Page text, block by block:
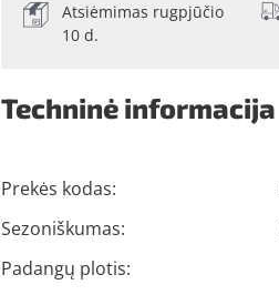
Atsiėmimas rugpjūčio
10 d.
Techninė informacija
Prekės kodas:
Sezoniškumas:
Padangų plotis: